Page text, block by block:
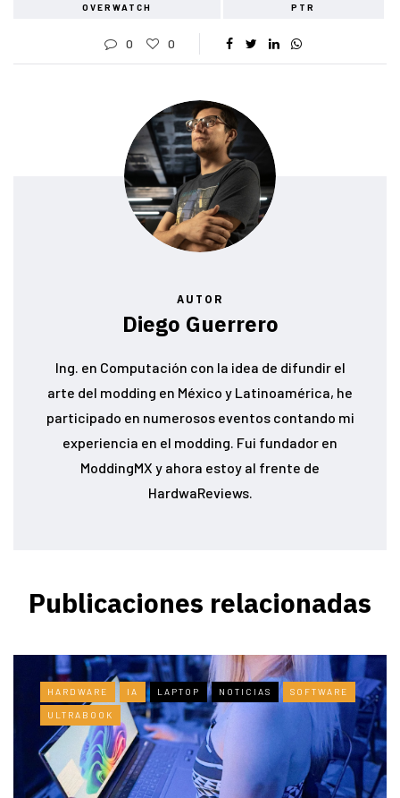
OVERWATCH PTR
0 0
AUTOR
Diego Guerrero
Ing. en Computación con la idea de difundir el
arte del modding en México y Latinoamérica, he
participado en numerosos eventos contando mi
experiencia en el modding. Fui fundador en
ModdingMX y ahora estoy al frente de
HardwaReviews.
Publicaciones relacionadas
HARDWARE IA LAPTOP NOTICIAS SOFTWARE
ULTRABOOK